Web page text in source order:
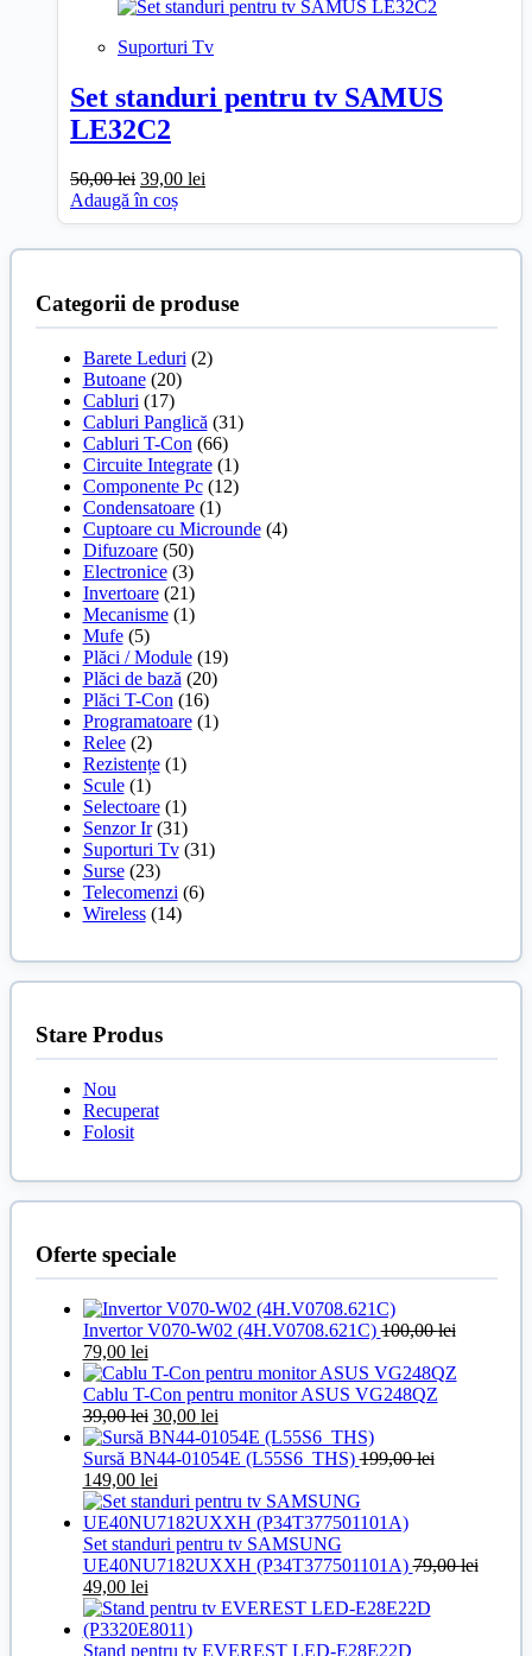
Suporturi Tv
Set standuri pentru tv SAMUS
LE32C2
50,00lei Prețul
inițial
a
39,00 lei
este:
Adaugă în coș
Categorii de produse
Barete Leduri (2)
Butoane (20)
Cabluri (17)
Cabluri Panglică (31)
Cabluri T-Con (66)
Circuite Integrate (1)
Componente Pc (12)
Condensatoare (1)
Cuptoare cu Microunde (4)
Difuzoare (50)
Electronice (3)
Invertoare (21)
Mecanisme (1)
Mufe (5)
Plăci / Module (19)
Plăci de bază (20)
Plăci T-Con (16)
Programatoare (1)
Relee (2)
Rezistențe (1)
Scule (1)
Selectoare (1)
Senzor Ir (31)
Suporturi Tv (31)
Surse (23)
Telecomenzi (6)
Wireless (14)
Stare Produs
Nou
Recuperat
Folosit
Oferte speciale
Invertor V070-W02 (4H.V0708.621C)100,00lei
Prețul
inițial
a
fost:
100,00 lei.
79,00 leiPrețul
curent
este:
79,00 lei.
Cablu T-Con pentru monitor ASUS VG248QZ
39,00lei Prețul
inițial
a
fost:
39,00 lei.
30,00 leiPrețul
curent
este:
Sursă BN44-01054E (L55S6_THS)199,00lei
Prețul
inițial
a
fost:
199,00 lei.
149,00 leiPrețul
curent
este:
149,00 lei.
Set standuri pentru tv SAMSUNG
UE40NU7182UXXH (P34T377501101A)79,00lei
Prețul
inițial
a
fost:
49,00 leiPrețul
curent
este:
49,00 lei.
Stand pentru tv EVEREST LED-E28E22D